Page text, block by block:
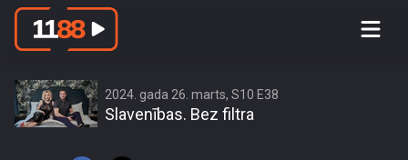
Katy Tindemark ar īpaša rituāla
2024. gada 26. marts, S10 E38
Slavenības. Bez filtra